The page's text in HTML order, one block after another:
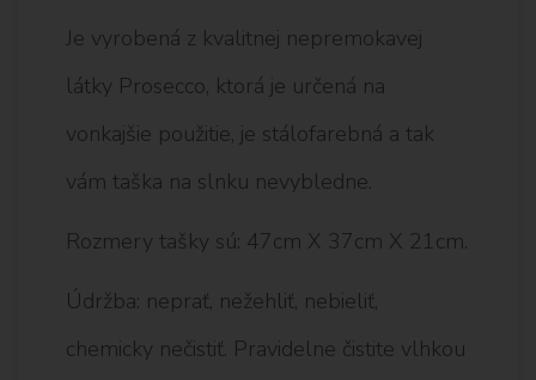
Je vyrobená z kvalitnej nepremokavej
látky Prosecco, ktorá je určená na
vonkajšie použitie, je stálofarebná a tak
vám taška na slnku nevybledne.
Rozmery tašky sú: 47cm X 37cm X 21cm.
Údržba: neprať, nežehliť, nebieliť,
chemicky nečistiť. Pravidelne čistite vlhkou